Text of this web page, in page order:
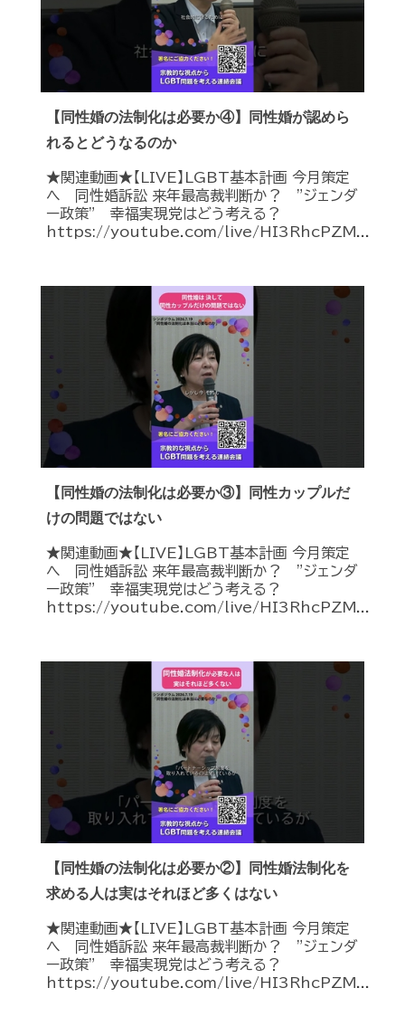
【同性婚の法制化は必要か④】同性婚が認めら
れるとどうなるのか
★関連動画★【LIVE】LGBT基本計画 今月策定
へ 同性婚訴訟 来年最高裁判断か？ ”ジェンダ
ー政策” 幸福実現党はどう考える？
https://youtube.com/live/HI3RhcPZM...
【同性婚の法制化は必要か③】同性カップルだ
けの問題ではない
★関連動画★【LIVE】LGBT基本計画 今月策定
へ 同性婚訴訟 来年最高裁判断か？ ”ジェンダ
ー政策” 幸福実現党はどう考える？
https://youtube.com/live/HI3RhcPZM...
【同性婚の法制化は必要か②】同性婚法制化を
求める人は実はそれほど多くはない
★関連動画★【LIVE】LGBT基本計画 今月策定
へ 同性婚訴訟 来年最高裁判断か？ ”ジェンダ
ー政策” 幸福実現党はどう考える？
https://youtube.com/live/HI3RhcPZM...